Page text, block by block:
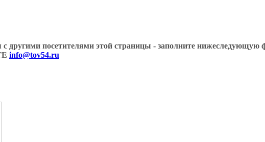
с другими посетителями этой страницы - заполните
info@tov54.ru